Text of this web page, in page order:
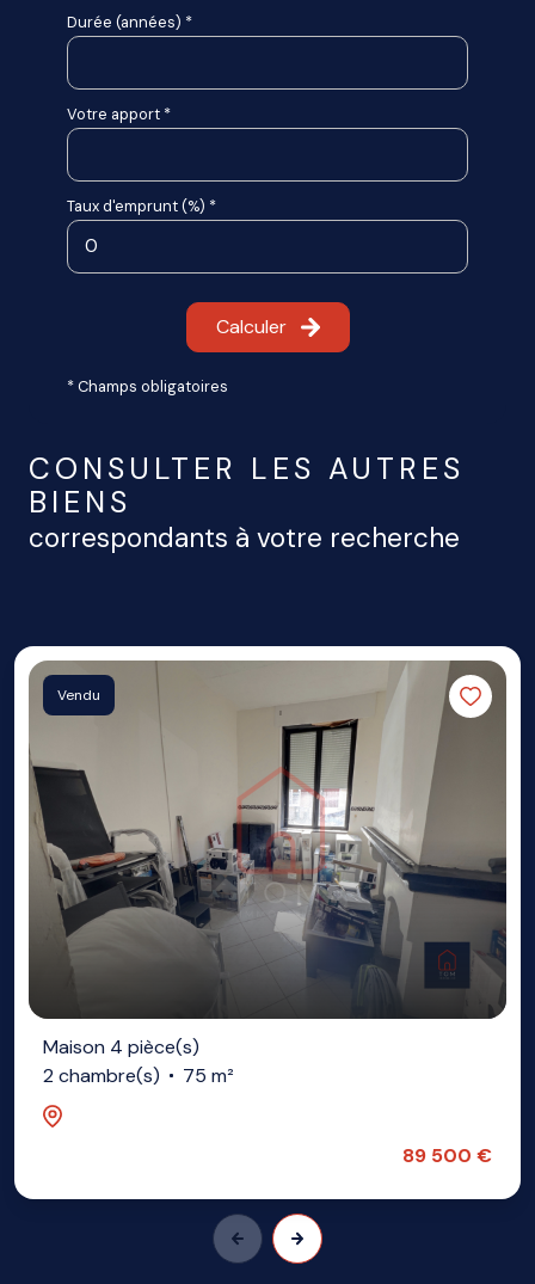
Durée (années) *
Votre apport *
Taux d'emprunt (%) *
Calculer
* Champs obligatoires
CONSULTER LES AUTRES
BIENS
correspondants à votre recherche
Vendu
Maison 4 pièce(s)
2 chambre(s)
75 m²
89 500 €